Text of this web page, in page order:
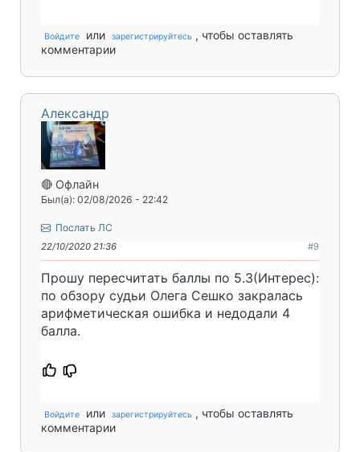
Войдите или зарегистрируйтесь , чтобы оставлять
комментарии
Александр
🔴 Офлайн
Был(а): 02/08/2026 - 22:42
Послать ЛС
22/10/2020 21:36 #9
Прошу пересчитать баллы по 5.3(Интерес):
по обзору судьи Олега Сешко закралась
арифметическая ошибка и недодали 4
балла.
Войдите или зарегистрируйтесь , чтобы оставлять
комментарии